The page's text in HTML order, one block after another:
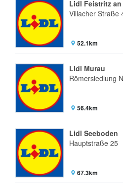
Lidl Feistritz an
Villacher Straße
52.1km
Lidl Murau
Römersiedlung
56.4km
Lidl Seeboden
Hauptstraße 25
67.3km